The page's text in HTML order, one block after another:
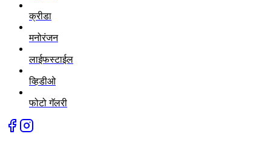
क्रीडा
मनोरंजन
लाईफस्टाईल
व्हिडीओ
फोटो गॅलरी